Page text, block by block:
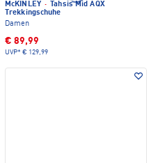
McKINLEY ·
Tahsis Mid AQX
Trekkingschuhe
Damen
€ 89,99
UVP* € 129,99